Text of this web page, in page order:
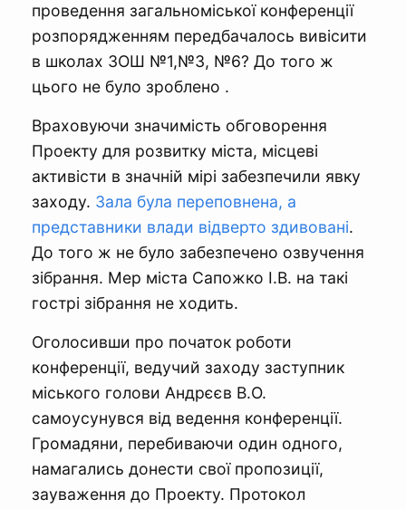
проведення загальноміської конференції
розпорядженням передбачалось вивісити
в школах ЗОШ №1,№3, №6? До того ж
цього не було зроблено .
Враховуючи значимість обговорення
Проекту для розвитку міста, місцеві
активісти в значній мірі забезпечили явку
заходу. Зала була переповнена, а
представники влади відверто здивовані.
До того ж не було забезпечено озвучення
зібрання. Мер міста Сапожко І.В. на такі
гострі зібрання не ходить.
Оголосивши про початок роботи
конференції, ведучий заходу заступник
міського голови Андрєєв В.О.
самоусунувся від ведення конференції.
Громадяни, перебиваючи один одного,
намагались донести свої пропозиції,
зауваження до Проекту. Протокол